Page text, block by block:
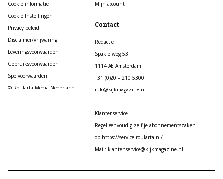
Cookie informatie
Cookie Instellingen
Privacy beleid
Disclaimer/vrijwaring
Leveringsvoorwaarden
Gebruiksvoorwaarden
Spelvoorwaarden
© Roularta Media Nederland
Mijn account
Contact
Redactie
Spaklerweg 53
1114 AE Amsterdam
+31 (0)20 – 210 5300
info@kijkmagazine.nl
Klantenservice
Regel eenvoudig zelf je abonnementszaken
op https://service.roularta.nl/
Mail: klantenservice@kijkmagazine.nl